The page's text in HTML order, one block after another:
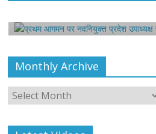
Monthly Archive
Monthly
Archive